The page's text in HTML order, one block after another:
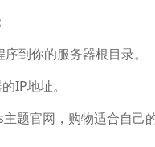
到你的服务器根目录。
IP地址。
题官网，购物适合自己